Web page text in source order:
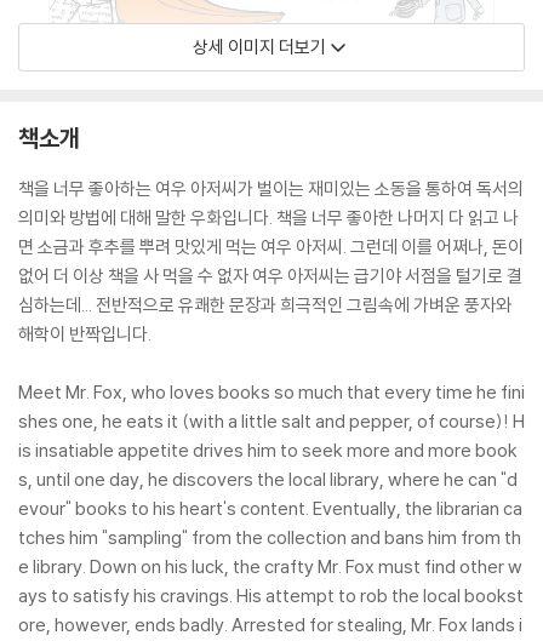
상세 이미지 더보기
책소개
책을 너무 좋아하는 여우 아저씨가 벌이는 재미있는 소동을 통하여 독서의
의미와 방법에 대해 말한 우화입니다. 책을 너무 좋아한 나머지 다 읽고 나
면 소금과 후추를 뿌려 맛있게 먹는 여우 아저씨. 그런데 이를 어쩌나, 돈이
없어 더 이상 책을 사 먹을 수 없자 여우 아저씨는 급기야 서점을 털기로 결
심하는데... 전반적으로 유쾌한 문장과 희극적인 그림속에 가벼운 풍자와
해학이 반짝입니다.
Meet Mr. Fox, who loves books so much that every time he fini
shes one, he eats it (with a little salt and pepper, of course)! H
is insatiable appetite drives him to seek more and more book
s, until one day, he discovers the local library, where he can "d
evour" books to his heart's content. Eventually, the librarian ca
tches him "sampling" from the collection and bans him from th
e library. Down on his luck, the crafty Mr. Fox must find other w
ays to satisfy his cravings. His attempt to rob the local bookst
ore, however, ends badly. Arrested for stealing, Mr. Fox lands i